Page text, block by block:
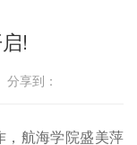
!
享到：
，航海学院盛美萍